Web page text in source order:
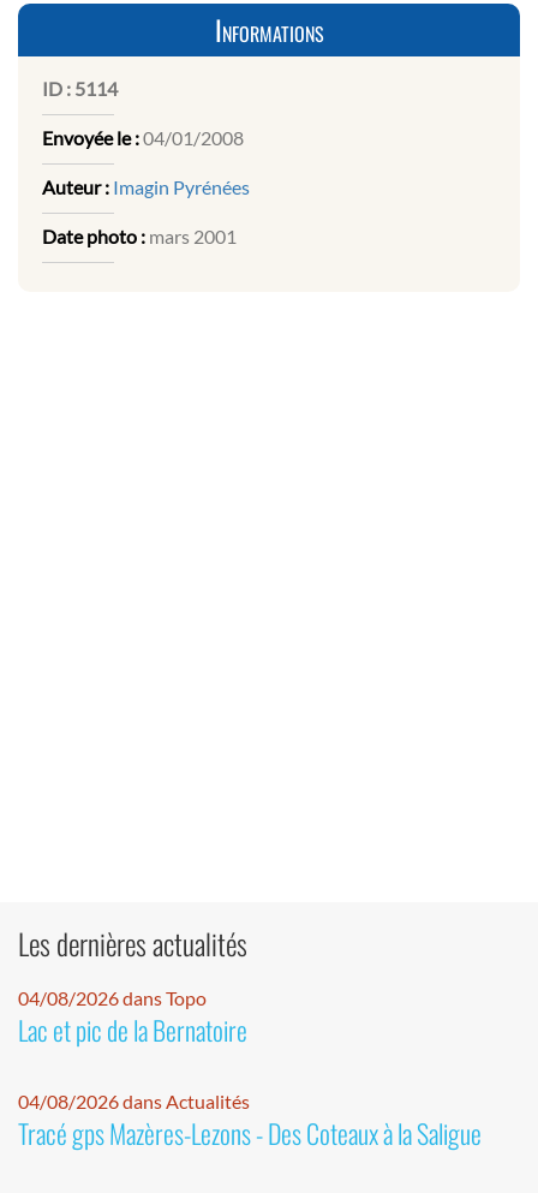
Informations
ID : 5114
Envoyée le :04/01/2008
Auteur : Imagin Pyrénées
Date photo : mars 2001
Les dernières actualités
04/08/2026 dans Topo
Lac et pic de la Bernatoire
04/08/2026 dans Actualités
Tracé gps Mazères-Lezons - Des Coteaux à la Saligue